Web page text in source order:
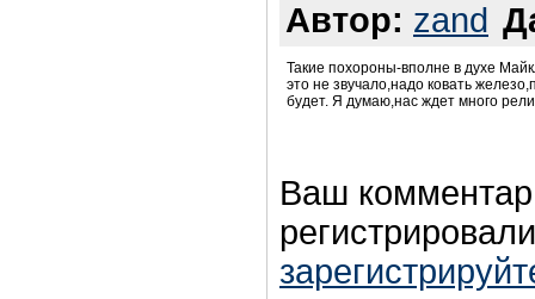
Автор: zand
Такие похороны-вполне в духе
это не звучало,надо ковать
будет. Я думаю,нас ждет много
Ваш